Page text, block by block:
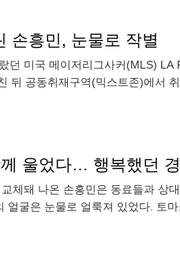
손흥민, 눈물로 작별
던 미국 메이저리그사커(MLS) LA
뒤 공동취재구역(믹스트존)에서
울었다… 행복했던
체돼 나온 손흥민은 동료들과 상
굴은 눈물로 얼룩져 있었다. 토마